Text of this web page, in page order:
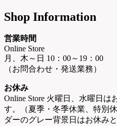
Shop Information
営業時間
Online Store
月、木～日 10：00～19：00
（お問合わせ・発送業務）
お休み
Online Store 火曜日、水曜日は
す。（夏季・冬季休業、特別
ダーのグレー背景日はお休み